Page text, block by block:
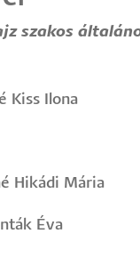
szakos
Kiss Ilona
Hikádi Mária
Éva